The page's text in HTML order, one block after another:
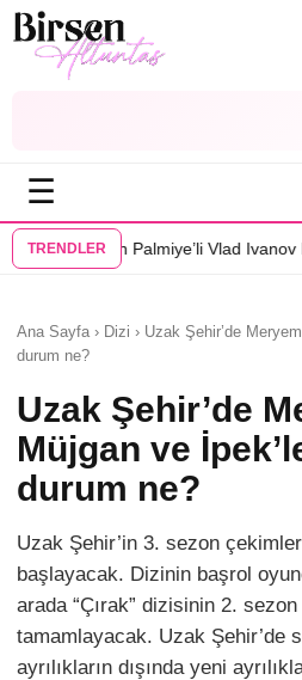
☰
TRENDLER
Vlad Ivanov kadroda•3 bölümü hazır
Ana Sayfa › Dizi › Uzak Şehir’de
durum ne?
Uzak Şehir’de
Müjgan ve
durum ne?
Uzak Şehir’in 3. sezon
başlayacak. Dizinin başrol
arada “Çırak” dizisinin 2.
tamamlayacak. Uzak Şehir’de
ayrılıkların dışında yeni